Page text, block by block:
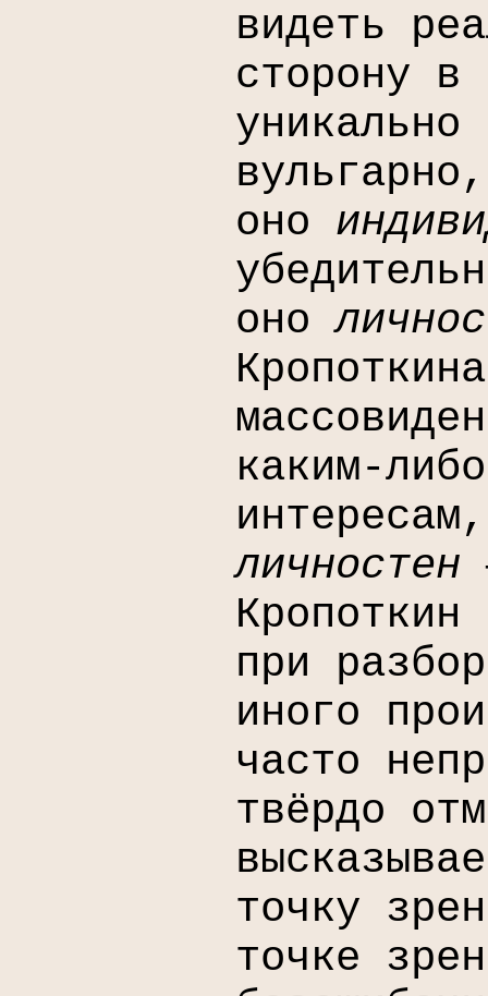
видеть
сторону в
оно
оно
каким-
личностен
при
иного
часто
твёрдо
точку
точке